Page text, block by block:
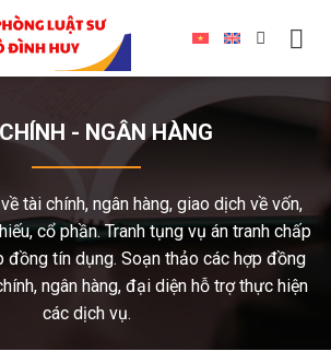
- NGÂN HÀNG
tài chính, ngân hàng, giao dịch về vốn,
cổ phần. Tranh tụng vụ án tranh chấp
đồng tín dụng. Soạn thảo các hợp đồng
ngân hàng, đại diện hỗ trợ thực hiện
các dịch vụ.